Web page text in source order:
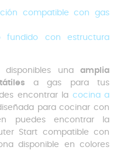
compatible con gas
fundido con estructura
disponibles una amplia
a gas para tus
encontrar la cocina a
para cocinar con
puedes encontrar la
Start compatible con
disponible en colores